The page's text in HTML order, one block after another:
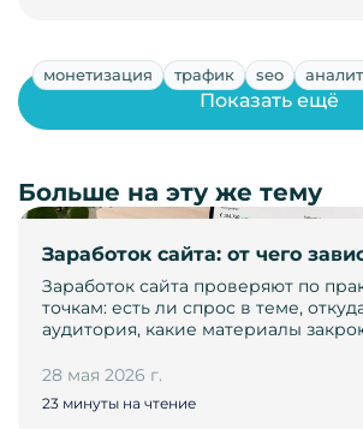
монетизация трафик seo
Заработок сайта: от чего
Заработок сайта проверяют по
точкам: есть ли спрос в теме,
аудитория, какие материалы
28 мая 2026 г.
23 минуты на чтение
Показать ещё
Больше на эту же тему